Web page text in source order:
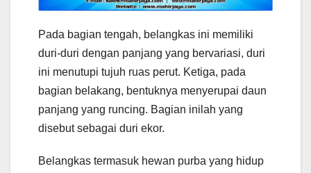
Pada bagian tengah, belangkas ini memiliki
duri-duri dengan panjang yang bervariasi, duri
ini menutupi tujuh ruas perut. Ketiga, pada
bagian belakang, bentuknya menyerupai daun
panjang yang runcing. Bagian inilah yang
disebut sebagai duri ekor.
Belangkas termasuk hewan purba yang hidup